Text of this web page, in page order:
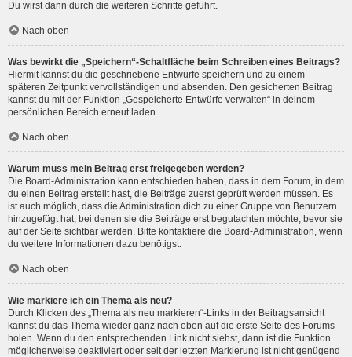
Du wirst dann durch die weiteren Schritte geführt.
Nach oben
Was bewirkt die „Speichern“-Schaltfläche beim Schreiben eines Beitrags?
Hiermit kannst du die geschriebene Entwürfe speichern und zu einem
späteren Zeitpunkt vervollständigen und absenden. Den gesicherten Beitrag
kannst du mit der Funktion „Gespeicherte Entwürfe verwalten“ in deinem
persönlichen Bereich erneut laden.
Nach oben
Warum muss mein Beitrag erst freigegeben werden?
Die Board-Administration kann entschieden haben, dass in dem Forum, in dem
du einen Beitrag erstellt hast, die Beiträge zuerst geprüft werden müssen. Es
ist auch möglich, dass die Administration dich zu einer Gruppe von Benutzern
hinzugefügt hat, bei denen sie die Beiträge erst begutachten möchte, bevor sie
auf der Seite sichtbar werden. Bitte kontaktiere die Board-Administration, wenn
du weitere Informationen dazu benötigst.
Nach oben
Wie markiere ich ein Thema als neu?
Durch Klicken des „Thema als neu markieren“-Links in der Beitragsansicht
kannst du das Thema wieder ganz nach oben auf die erste Seite des Forums
holen. Wenn du den entsprechenden Link nicht siehst, dann ist die Funktion
möglicherweise deaktiviert oder seit der letzten Markierung ist nicht genügend